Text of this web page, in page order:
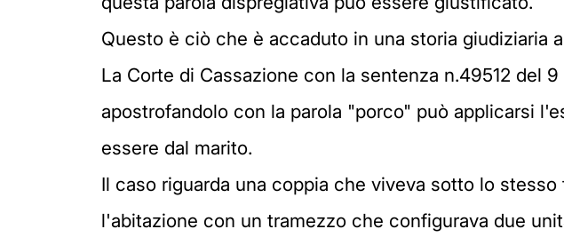
Questo è ciò che è accaduto in una storia giudiziaria
La Corte di Cassazione con la sentenza n.49512 del
apostrofandolo con la parola "porco" può applicarsi
essere dal marito.
Il caso riguarda una coppia che viveva sotto lo
l'abitazione con un tramezzo che configurava due